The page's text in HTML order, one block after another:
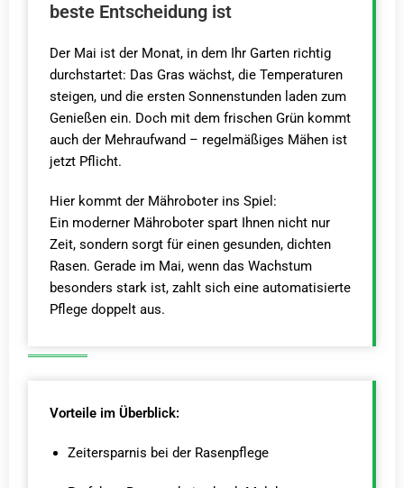
beste Entscheidung ist
Der Mai ist der Monat, in dem Ihr Garten richtig
durchstartet: Das Gras wächst, die Temperaturen
steigen, und die ersten Sonnenstunden laden zum
Genießen ein. Doch mit dem frischen Grün kommt
auch der Mehraufwand – regelmäßiges Mähen ist
jetzt Pflicht.
Hier kommt der Mähroboter ins Spiel:
Ein moderner Mähroboter spart Ihnen nicht nur
Zeit, sondern sorgt für einen gesunden, dichten
Rasen. Gerade im Mai, wenn das Wachstum
besonders stark ist, zahlt sich eine automatisierte
Pflege doppelt aus.
Vorteile im Überblick:
Zeitersparnis bei der Rasenpflege